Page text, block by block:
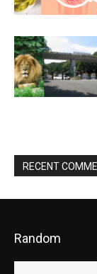
RECENT
Random